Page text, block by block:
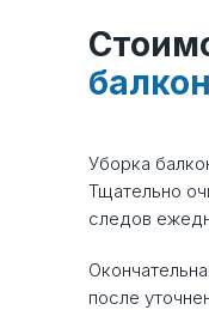
после
Уборка
Тщательно
следов